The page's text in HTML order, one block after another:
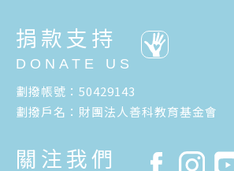
捐款支持
DONATE US
劃撥帳號：50429143
劃撥戶名：財團法人善科教育基金會
關注我們